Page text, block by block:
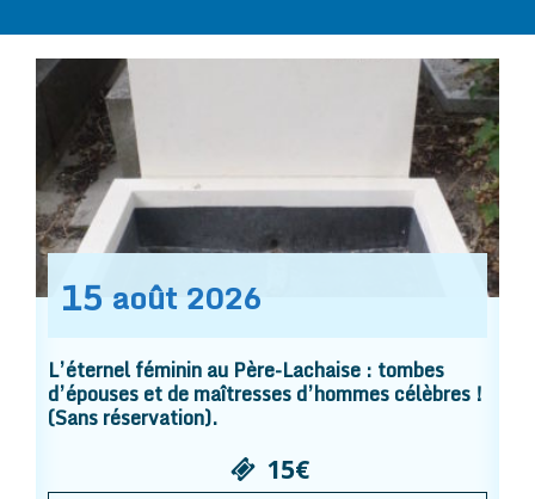
15 août 2026
L’éternel féminin au Père-Lachaise : tombes
d’épouses et de maîtresses d’hommes célèbres !
(Sans réservation).
15€